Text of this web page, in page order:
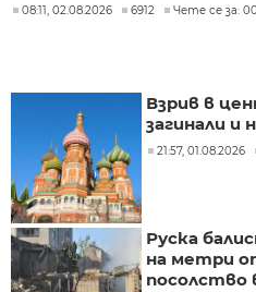
08:11, 02.08.2026 6912 Чете се за:
Взрив в
загинали и
21:57, 01.08.2026
Руска
на метри
посолство